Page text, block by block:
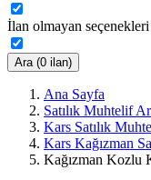
İlan olmayan
Ara (0 ilan)
Ana Sayfa
Satılık Muhtelif
Kars Satılık
Kars Kağızman
Kağızman Kozlu